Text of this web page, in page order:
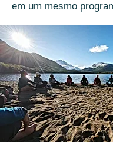
em um mesmo